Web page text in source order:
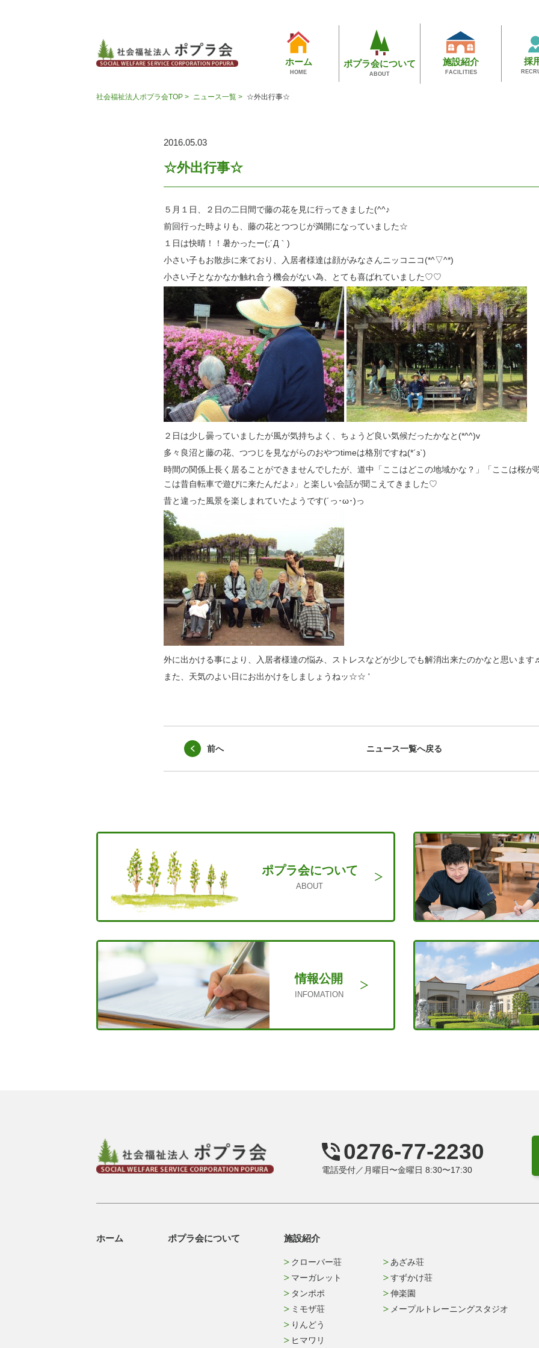
ホーム
HOME
ポプラ会について
ABOUT
施設紹介
FACILITIES
採
社会福祉法人ポプラ会TOP > ニュース一覧 > ☆外出行事☆
2016.05.03
☆外出行事☆
５月１日、２日の二日間で藤の花を見に行ってきました(^^♪
前回行った時よりも、藤の花とつつじが満開になっていました☆
１日は快晴！！暑かったー(;´Д｀)
小さい子もお散歩に来ており、入居者様達は顔がみなさんニッコニコ(*^▽^*)
小さい子となかなか触れ合う機会がない為、とても喜ばれていました♡♡
２日は少し曇っていましたが風が気持ちよく、ちょうど良い気候だったかなと(*^^)v
多々良沼と藤の花、つつじを見ながらのおやつtimeは格別ですね(*´з`)
時間の関係上長く居ることができませんでしたが、道中「ここはどこの地域かな？」「ここは桜が
こは昔自転車で遊びに来たんだよ♪」と楽しい会話が聞こえてきました♡
昔と違った風景を楽しまれていたようです(´っ･ω･)っ
外に出かける事により、入居者様達の悩み、ストレスなどが少しでも解消出来たのかなと思いま
また、天気のよい日にお出かけをしましょうねッ☆☆ '
前へ ニュース一覧へ戻る
ポプラ会について
ABOUT
情報公開
INFOMATION
0276-77-2230
電話受付／月曜日〜金曜日 8:30〜17:30
ホーム ポプラ会について 施設紹介
クローバー荘
マーガレット
タンポポ
ミモザ荘
りんどう
ヒマワリ
あざみ荘
すずかけ荘
伸楽園
メープルトレーニングスタジオ